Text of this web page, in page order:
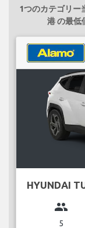
1つのカテゴリ
港 の最低
HYUNDAI
group
5